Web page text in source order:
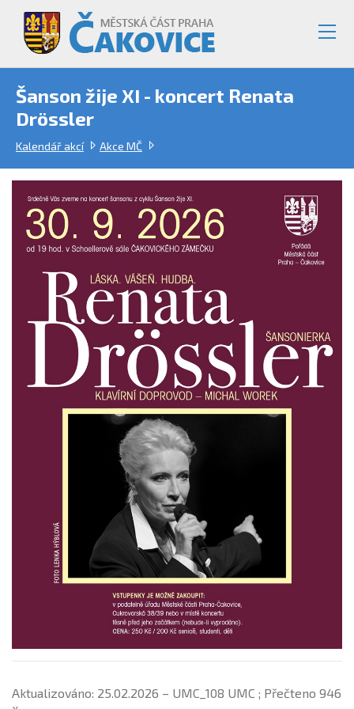
Šanson žije XI - koncert Renata
Drössler
Kalendář akcí Akce MČ
Aktualizováno: 25.02.2026 – UMC_108 UMC ; Přečteno 946